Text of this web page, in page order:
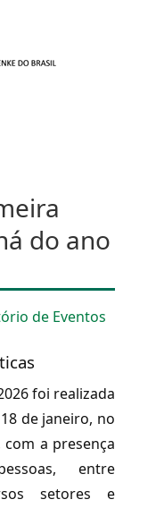
do ano
de Eventos
foi realizada
de janeiro, no
a presença
entre
setores e